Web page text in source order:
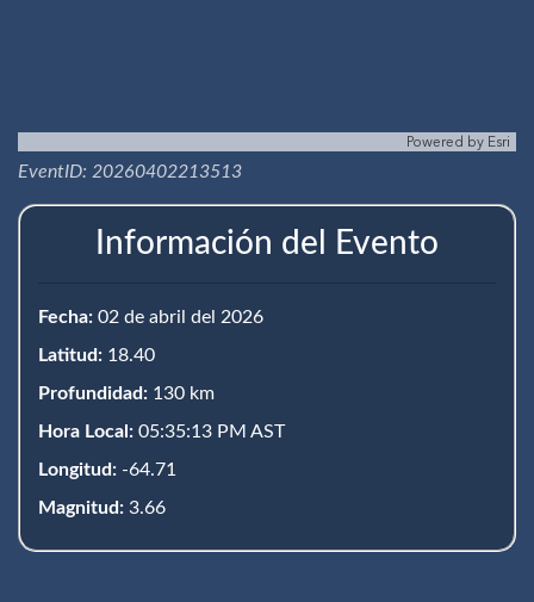
Powered by Esri
EventID: 20260402213513
Información del Evento
Fecha: 02 de abril del 2026
Latitud: 18.40
Profundidad: 130 km
Hora Local: 05:35:13 PM AST
Longitud: -64.71
Magnitud: 3.66